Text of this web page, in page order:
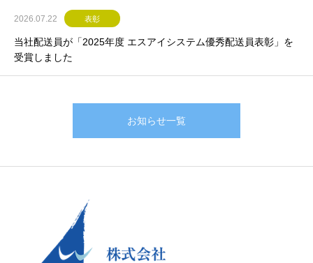
2026.07.22 表彰
当社配送員が「2025年度 エスアイシステム優秀配送員表彰」を
受賞しました
お知らせ一覧